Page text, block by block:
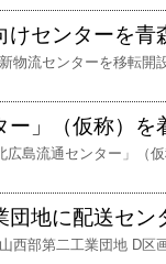
センターを青
物流センターを移転開
」（仮称）を
島流通センター」（
地に配送セン
西部第二工業団地 D区